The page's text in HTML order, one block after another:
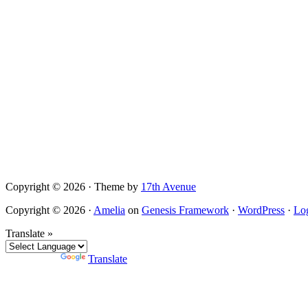
Copyright © 2026 · Theme by 17th Avenue
Copyright © 2026 · Amelia on Genesis Framework · WordPress ·
Translate »
Translate